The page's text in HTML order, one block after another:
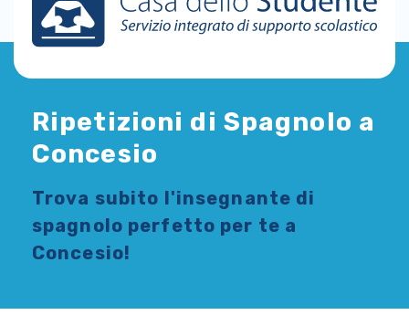
Ripetizioni di Spagnolo a
Concesio
Trova subito l'insegnante di
spagnolo perfetto per te a
Concesio!